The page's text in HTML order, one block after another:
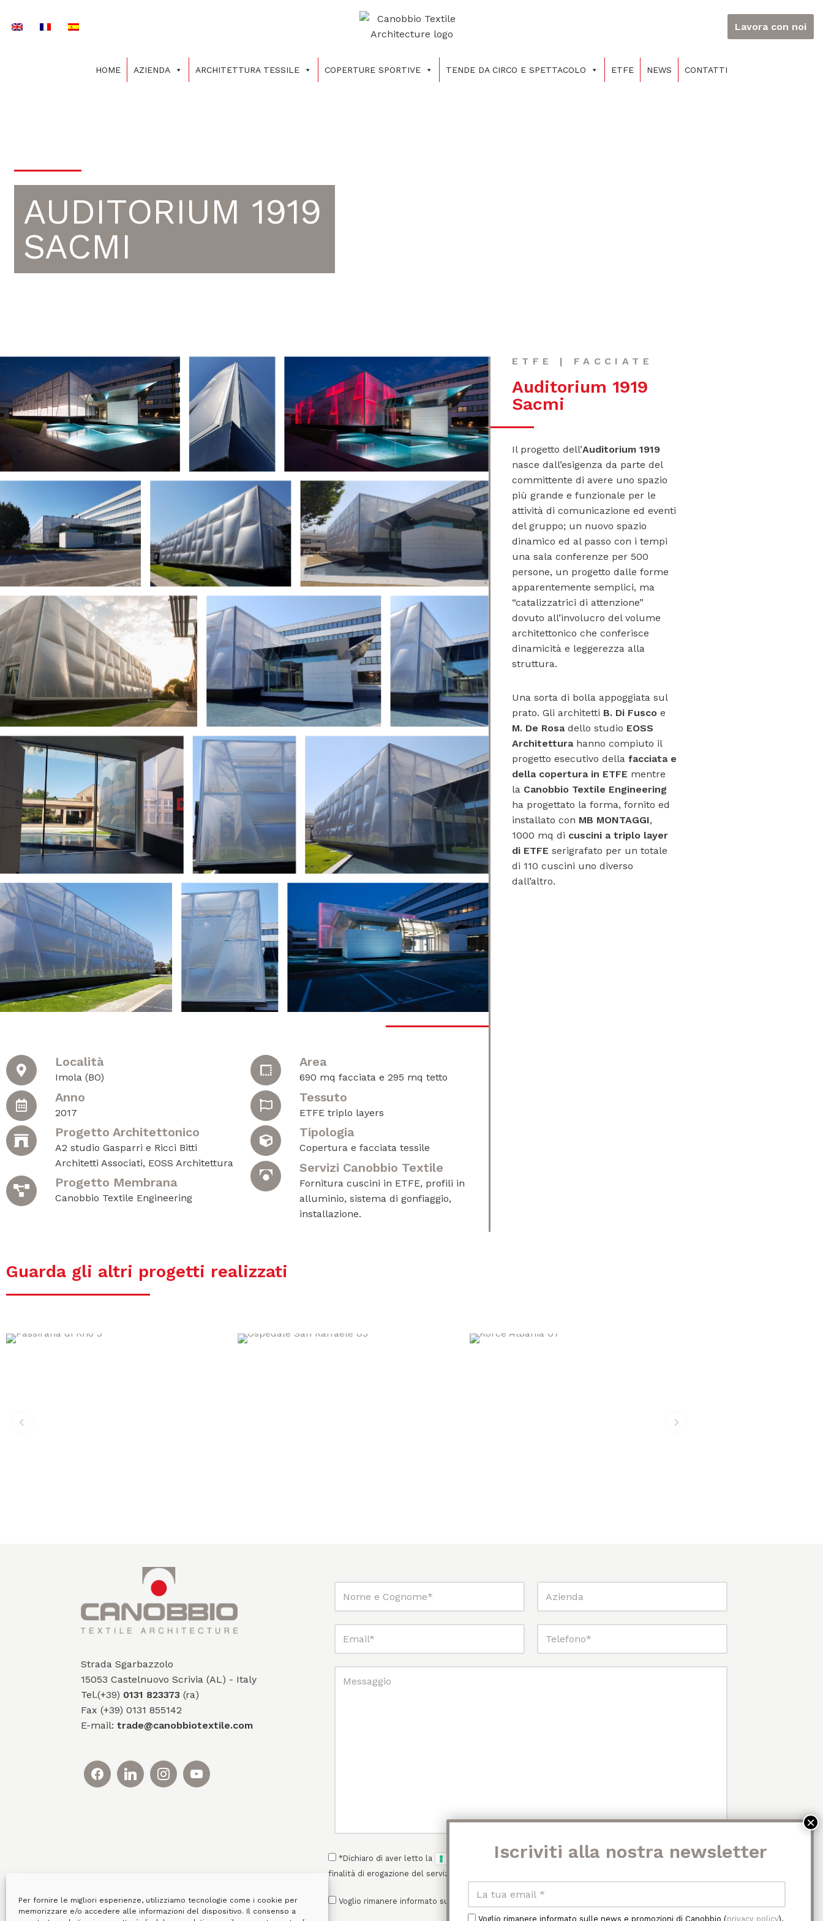
Per fornire le migliori esperienze, utilizziamo tecnologie come i cookie per
memorizzare e/o accedere alle informazioni del dispositivo. Il consenso a
Vai
Lavora con noi
HOME AZIENDA ARCHITETTURA TESSILE COPERTURE SPORTIVE TENDE DA CIRCO E SPETTACOLO ETFE NEWS CONTATTI
AUDITORIUM 1919
SACMI
Località
Imola (BO)
Anno
2017
Progetto Architettonico
A2 studio Gasparri e Ricci Bitti
Architetti Associati, EOSS Architettura
Progetto Membrana
Canobbio Textile Engineering
Area
690 mq facciata e 295 mq tetto
Tessuto
ETFE triplo layers
Tipologia
Copertura e facciata tessile
Servizi Canobbio Textile
Fornitura cuscini in ETFE, profili in
alluminio, sistema di gonfiaggio,
installazione.
ETFE | FACCIATE
Auditorium 1919
Sacmi
Il progetto dell’Auditorium 1919
nasce dall’esigenza da parte del
committente di avere uno spazio
più grande e funzionale per le
attività di comunicazione ed eventi
del gruppo; un nuovo spazio
dinamico ed al passo con i tempi
una sala conferenze per 500
persone, un progetto dalle forme
apparentemente semplici, ma
“catalizzatrici di attenzione”
dovuto all’involucro del volume
architettonico che conferisce
dinamicità e leggerezza alla
struttura.
Una sorta di bolla appoggiata sul
prato. Gli architetti B. Di Fusco e
M. De Rosadello studio EOSS
Architetturahanno compiuto il
progetto esecutivo della facciata e
della copertura in ETFE mentre
la Canobbio Textile Engineering
ha progettato la forma, fornito ed
installato con MB MONTAGGI,
1000 mq di cuscini a triplo layer
di ETFE serigrafato per un totale
di 110 cuscini uno diverso
dall’altro.
Guarda gli altri progetti realizzati
Strada Sgarbazzolo
15053 Castelnuovo Scrivia (AL) - Italy
Tel.(+39) 0131 823373 (ra)
Fax (+39) 0131 855142
E-mail: trade@canobbiotextile.com
*Dichiaro di aver letto la
e acconsento al trattamento dei miei dati personali per le
finalità di erogazione del servizio.
Voglio rimanere informato sulle news e promozioni di Canobbio (
Voglio rimanere informato sulle news e promozioni di Canobbio (privacy policy).